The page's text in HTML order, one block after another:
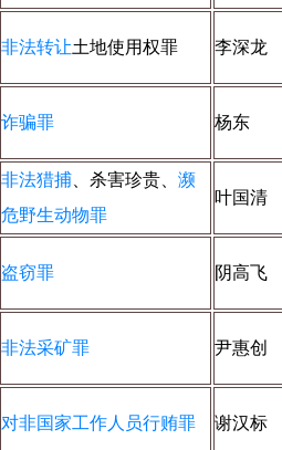
非法转让土地使用权罪 李深龙
诈骗罪 杨东
非法猎捕 、杀害珍贵、 濒
危野生动物罪
叶国清
盗窃罪 阴高飞
非法采矿罪 尹惠创
对非国家工作人员行贿罪 谢汉标